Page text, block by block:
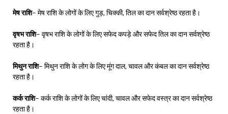
मेष राशि– मेष राशि के लोगों के लिए गुड़, चिक्की, तिल का दान सर्वश्रेष्ठ रहता है।
वृषभ राशि– वृषभ राशि के लोगों के लिए सफेद कपड़े और सफेद तिल का दान सर्वश्रेष्ठ
रहता है।
मिथुन राशि– मिथुन राशि के लोग के लिए मूंग दाल, चावल और कंबल का दान सर्वश्रेष्ठ
रहता है।
कर्क राशि– कर्क राशि के लोगों के लिए चांदी, चावल और सफेद वस्त्र का दान सर्वश्रेष्ठ
रहता है।